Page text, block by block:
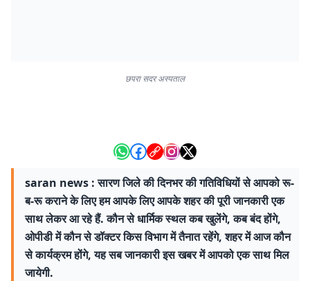
छपरा सदर अस्पताल
saran news : सारण जिले की दिनभर की गतिविधियों से आपको रू-
ब-रू कराने के लिए हम आपके लिए आपके शहर की पूरी जानकारी एक
साथ लेकर आ रहे हैं. कौन से धार्मिक स्थल कब खुलेंगे, कब बंद होंगे,
ओपीडी में कौन से डॉक्टर किस विभाग में तैनात रहेंगे, शहर में आज कौन
से कार्यक्रम होंगे, यह सब जानकारी इस खबर में आपको एक साथ मिल
जायेगी.